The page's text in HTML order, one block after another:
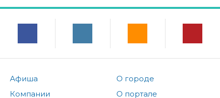
Афиша
Компании
О городе
О портале